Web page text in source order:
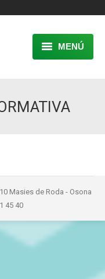
MENÚ
Masies de Roda - Osona
45 40